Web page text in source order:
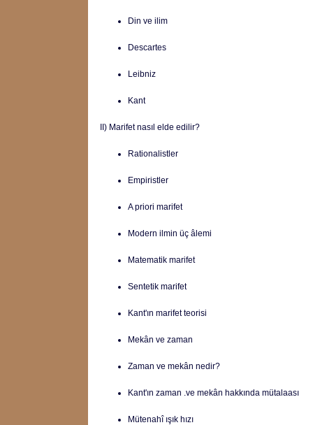
Din ve ilim
Descartes
Leibniz
Kant
II) Marifet nasıl elde edilir?
Rationalistler
Empiristler
A priori marifet
Modern ilmin üç âlemi
Matematik marifet
Sentetik marifet
Kant'ın marifet teorisi
Mekân ve zaman
Zaman ve mekân nedir?
Kant'ın zaman .ve mekân hakkında mütalaası
Mütenahî ışık hızı